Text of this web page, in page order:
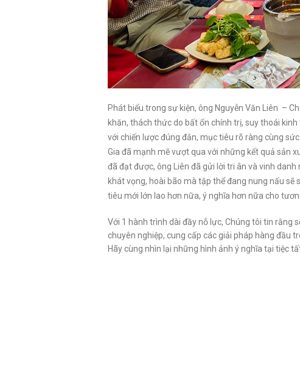
Phát biểu trong sự kiện, ông Nguyễn Văn Liên –
khăn, thách thức do bất ổn chính trị, suy thoái
với chiến lược đúng đắn, mục tiêu rõ ràng cùng
Gia đã mạnh mẽ vượt qua với những kết quả sản
đã đạt được, ông Liên đã gửi lời tri ân và vinh
khát vọng, hoài bão mà tập thể đang nung nấu
tiêu mới lớn lao hơn nữa, ý nghĩa hơn nữa cho
Với 1 hành trình dài đầy nỗ lực, Chúng tôi tin
chuyên nghiệp, cung cấp các giải pháp hàng đầu
Hãy cùng nhìn lại những hình ảnh ý nghĩa tại tiệc
Văn phòng Trần Thái Tông
Quận Cầu Giấy
Văn phòng Trung Yên 6
Quận Cầu Giấy
Văn
Quận Cầu
Văn
Quận Từ